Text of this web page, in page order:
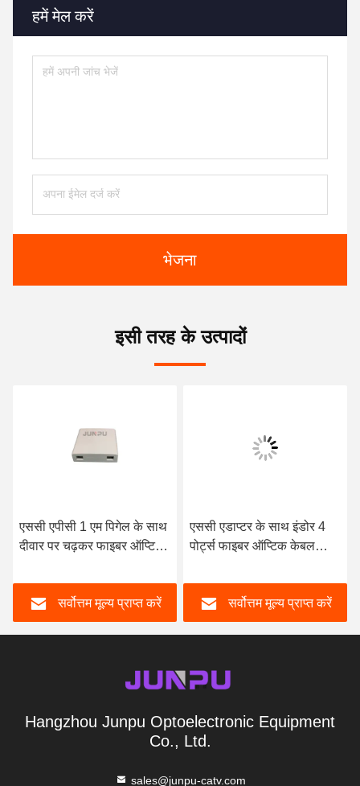
हमें मेल करें
भेजना
इसी तरह के उत्पादों
एससी एपीसी 1 एम पिगेल के साथ
दीवार पर चढ़कर फाइबर ऑप्टिक
सर्वोत्तम मूल्य प्राप्त करें
एससी एडाप्टर के साथ इंडोर 4
पोर्ट्स फाइबर ऑप्टिक केबल
सर्वोत्तम मूल्य प्राप्त करें
Hangzhou Junpu Optoelectronic Equipment
Co., Ltd.
sales@junpu-catv.com